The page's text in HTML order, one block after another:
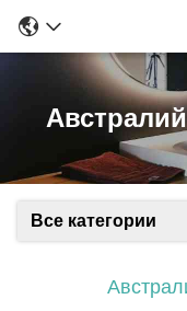
Все категории